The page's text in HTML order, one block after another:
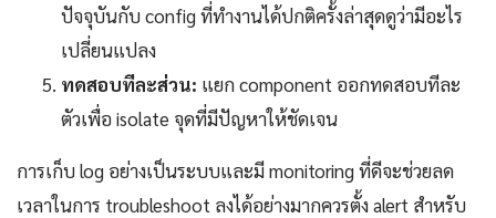
ปัจจุบันกับ config ที่ทำงานได้ปกติครั้งล่าสุดดูว่ามีอะไร
เปลี่ยนแปลง
ทดสอบทีละส่วน: แยก component ออกทดสอบทีละ
ตัวเพื่อ isolate จุดที่มีปัญหาให้ชัดเจน
การเก็บ log อย่างเป็นระบบและมี monitoring ที่ดีจะช่วยลด
เวลาในการ troubleshoot ลงได้อย่างมากควรตั้ง alert สำหรับ